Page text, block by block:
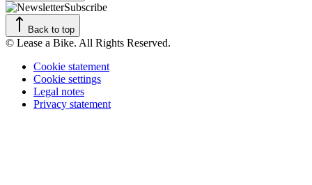
Subscribe
Back to top
© Lease a Bike. All Rights Reserved.
Cookie statement
Cookie settings
Legal notes
Privacy statement